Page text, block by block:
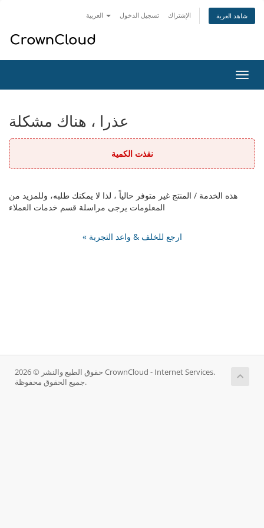
تسجيل الدخول الإشتراك شاهد العربة
تبديل
التنقل
عذرا ، هناك مشكلة
نفذت الكمية
هذه الخدمة / المنتج غير متوفر حالياً ، لذا لا يمكنك طلبه، وللمزيد من
المعلومات يرجى مراسلة قسم خدمات العملاء
« ارجع للخلف & واعد التجربة
حقوق الطبع والنشر © 2026 CrownCloud - Internet Services.
جميع الحقوق محفوظة.